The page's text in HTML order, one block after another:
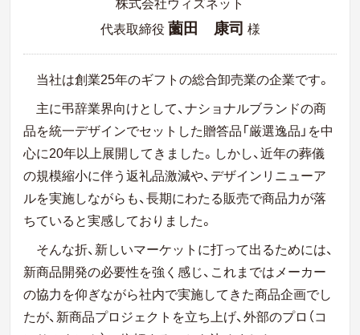
代表取締役 薗田 康司 様
当社は創業25年のギフトの総合卸売業の企業です。
主に弔辞業界向けとして、ナショナルブランドの商
品を統一デザインでセットした贈答品「厳選逸品」を中
心に20年以上展開してきました。しかし、近年の葬儀
の規模縮小に伴う返礼品激減や、デザインリニューア
ルを実施しながらも、長期にわたる販売で商品力が落
ちていると実感しておりました。
そんな折、新しいマーケットに打って出るためには、
新商品開発の必要性を強く感じ、これまではメーカー
の協力を仰ぎながら社内で実施してきた商品企画でし
たが、新商品プロジェクトを立ち上げ、外部のプロ（コ